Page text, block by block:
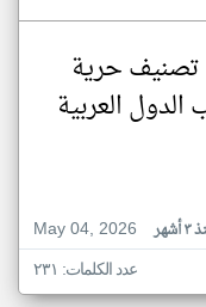
تصنيف حرية
العربية
May 04, 2026
أشهر
عدد الكلمات: ٢٣١